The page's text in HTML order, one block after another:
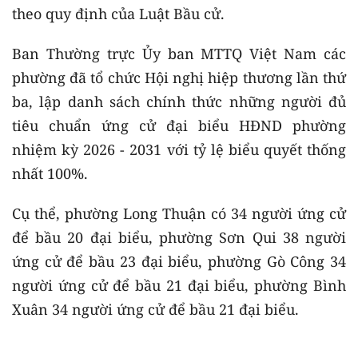
theo quy định của Luật Bầu cử.
Ban Thường trực Ủy ban MTTQ Việt Nam các
phường đã tổ chức Hội nghị hiệp thương lần thứ
ba, lập danh sách chính thức những người đủ
tiêu chuẩn ứng cử đại biểu HĐND phường
nhiệm kỳ 2026 - 2031 với tỷ lệ biểu quyết thống
nhất 100%.
Cụ thể, phường Long Thuận có 34 người ứng cử
để bầu 20 đại biểu, phường Sơn Qui 38 người
ứng cử để bầu 23 đại biểu, phường Gò Công 34
người ứng cử để bầu 21 đại biểu, phường Bình
Xuân 34 người ứng cử để bầu 21 đại biểu.